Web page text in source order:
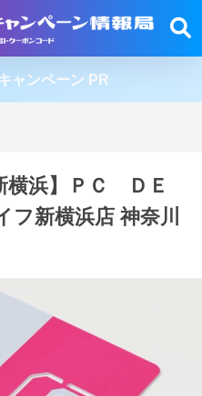
ャンペーン PR
横浜】ＰＣ ＤＥ
新横浜店 神奈川